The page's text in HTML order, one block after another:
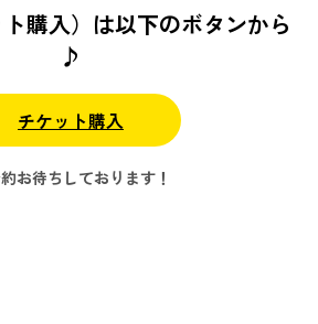
購入）は以下のボタンから
♪
チケット購入
お待ちしております！